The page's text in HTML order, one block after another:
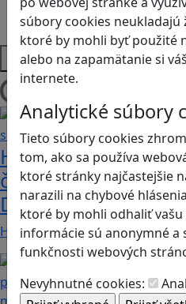
súbory cookies neukladajú
ktoré by mohli byť použité
alebo na zapamätanie si
internete.
Analytické súbory
Tieto súbory cookies
tom, ako sa používa
ktoré stránky najčastejšie
narazili na chybové
ktoré by mohli odhaliť
informácie sú anonymné a
funkčnosti webových
Nevyhnutné cookies:
Strategické myslenie
Zdravie a pohyb
Platformy
Heritage Quest
časov, keď Rímska
Dunaj
Heritage Quest AR je mobilná